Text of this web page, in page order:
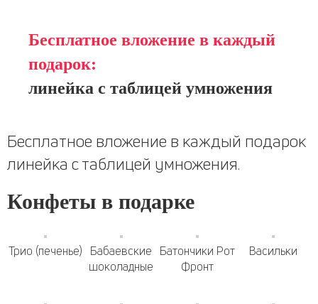
Бесплатное вложение в каждый
подарок:
линейка с таблицей умножения
Бесплатное вложение в каждый подарок
линейка с таблицей умножения.
Конфеты в подарке
Трио (печенье) Бабаевские
шоколадные
Батончики Рот
Фронт
Васильки